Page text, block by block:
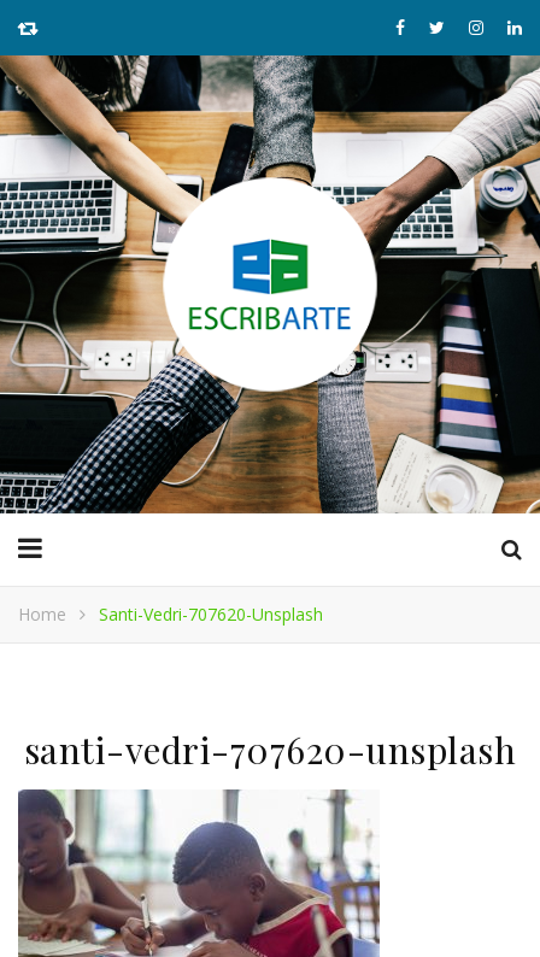
Home Santi-Vedri-707620-Unsplash
santi-vedri-707620-unsplash